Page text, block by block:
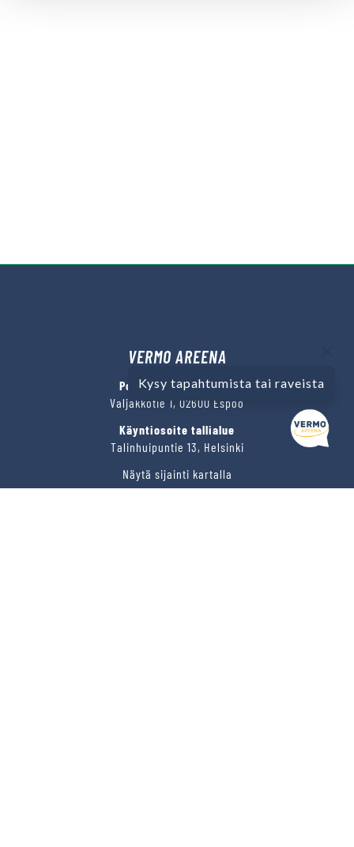
Kysy tapahtumista tai raveista
VERMO AREENA
Posti- ja käyntiosoite
Valjakkotie 1, 02600 Espoo
Käyntiosoite tallialue
Talinhuipuntie 13, Helsinki
Näytä sijainti kartalla